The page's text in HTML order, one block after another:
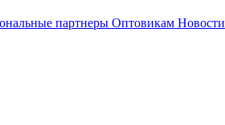
партнеры Оптовикам Новости